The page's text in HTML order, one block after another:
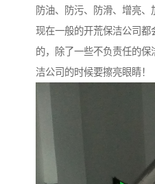
防油、防污、防滑、增亮、
现在一般的开荒保洁公司
的，除了一些不负责任的
洁公司的时候要擦亮眼睛！